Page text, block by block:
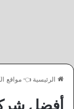
الرئيسية 👈 مواقع